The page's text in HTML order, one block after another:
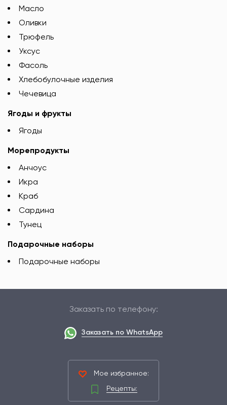
Масло
Оливки
Трюфель
Уксус
Фасоль
Хлебобулочные изделия
Чечевица
Ягоды и фрукты
Ягоды
Морепродукты
Анчоус
Икра
Краб
Сардина
Тунец
Подарочные наборы
Подарочные наборы
Заказать по телефону:
Заказать по WhatsApp
Мое избранное:
Рецепты: